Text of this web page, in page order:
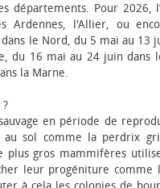
départements. Pour 2026,
l'Allier, ou
le Nord, du 5 mai au 13
du 16 mai au 24 juin dans
la Marne.
?
en période de
au sol comme la perdrix
plus gros mammifères
leur progéniture comme